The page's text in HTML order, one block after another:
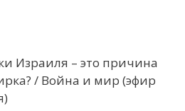
Израиля – это причина
/ Война и мир (эфир